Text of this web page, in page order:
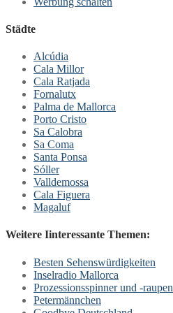
Städte
Alcúdia
Cala Millor
Cala Ratjada
Fornalutx
Palma de Mallorca
Porto Cristo
Sa Calobra
Sa Coma
Santa Ponsa
Sóller
Valldemossa
Cala Figuera
Magaluf
Weitere Iinteressante Themen:
Besten Sehenswürdigkeiten
Inselradio Mallorca
Prozessionsspinner und -raupen
Petermännchen